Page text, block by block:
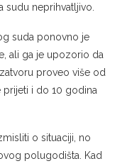
sudu neprihvatljivo.
suda ponovno je
ali ga je upozorio da
proveo više od
prijeti i do 10 godina
o situaciji, no
polugodišta. Kad